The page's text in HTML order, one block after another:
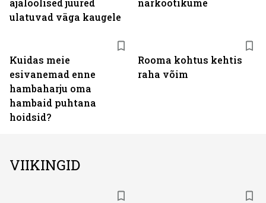
ajaloolised juured
ulatuvad väga kaugele
narkootikume
Kuidas meie
esivanemad enne
hambaharju oma
hambaid puhtana
hoidsid?
Rooma kohtus kehtis
raha võim
VIIKINGID